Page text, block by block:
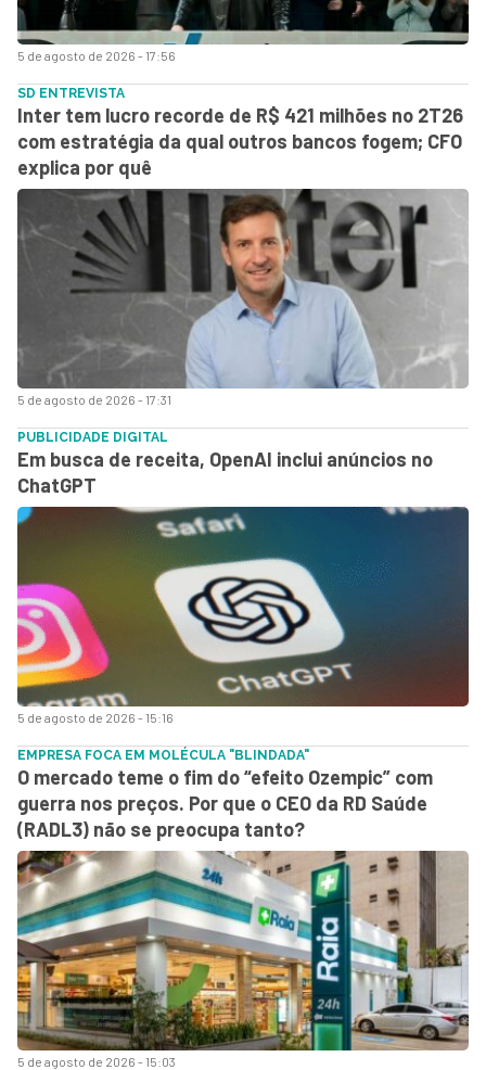
5 de agosto de 2026 - 17:56
5 de agosto de 2026 - 17:31
SD ENTREVISTA
Inter tem lucro recorde de R$ 421 milhões no 2T26
com estratégia da qual outros bancos fogem; CFO
explica por quê
5 de agosto de 2026 - 15:16
PUBLICIDADE DIGITAL
Em busca de receita, OpenAI inclui anúncios no
ChatGPT
5 de agosto de 2026 - 15:03
EMPRESA FOCA EM MOLÉCULA "BLINDADA"
O mercado teme o fim do “efeito Ozempic” com
guerra nos preços. Por que o CEO da RD Saúde
(RADL3) não se preocupa tanto?